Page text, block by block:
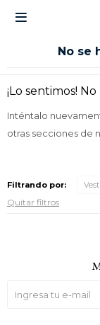

No se
¡Lo sentimos!
Inténtalo
otras secciones de
Filtrando por:
Quitar filtros